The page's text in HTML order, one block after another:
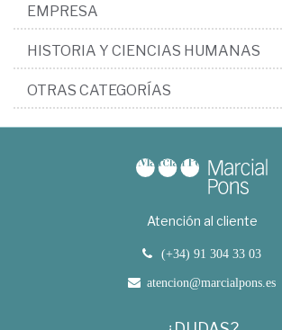
EMPRESA
HISTORIA Y CIENCIAS HUMANAS
OTRAS CATEGORÍAS
Atención al cliente
(+34) 91 304 33 03
atencion@marcialpons.es